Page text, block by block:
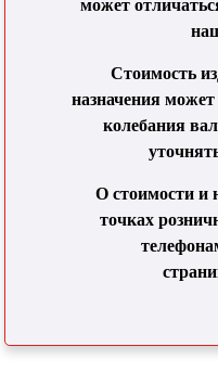
может
Стоимость
назначения
колебания
О стоимости и
точках